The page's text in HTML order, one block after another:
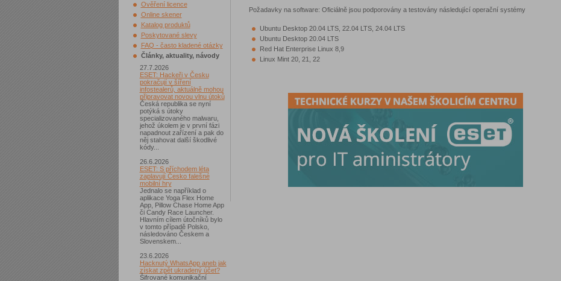
Ověření licence
Online skener
Katalog produktů
Poskytované slevy
FAQ - často kladené otázky
Články, aktuality, návody
27.7.2026
ESET: Hackeři v Česku
pokračují v šíření
infostealerů, aktuálně mohou
připravovat novou vlnu útoků
Česká republika se nyní
potýká s útoky
specializovaného malwaru,
jehož úkolem je v první fázi
napadnout zařízení a pak do
něj stahovat další škodlivé
kódy...
26.6.2026
ESET: S příchodem léta
zaplavují Česko falešné
mobilní hry
Jednalo se například o
aplikace Yoga Flex Home
App, Pillow Chase Home App
či Candy Race Launcher.
Hlavním cílem útočníků bylo
v tomto případě Polsko,
následováno Českem a
Slovenskem...
23.6.2026
Hacknutý WhatsApp aneb jak
získat zpět ukradený účet?
Šifrované komunikační
Požadavky na software: Oficiálně jsou podporovány a testovány následující operační systémy
Ubuntu Desktop 20.04 LTS, 22.04 LTS, 24.04 LTS
Ubuntu Desktop 20.04 LTS
Red Hat Enterprise Linux 8,9
Linux Mint 20, 21, 22